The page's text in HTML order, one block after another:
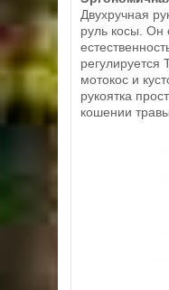
Двухручная
руль косы. Он
мотокос и
рукоятка
кошении